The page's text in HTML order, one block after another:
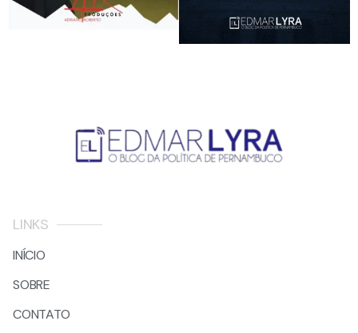
LINKS
INÍCIO
SOBRE
CONTATO